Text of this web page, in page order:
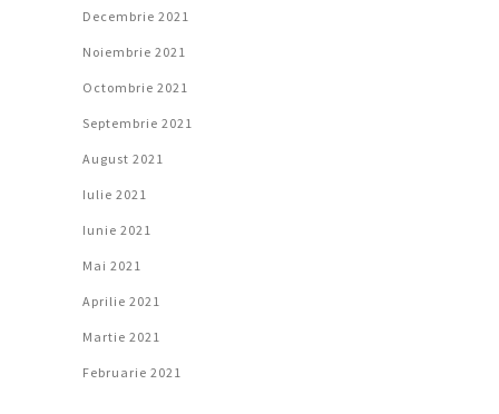
Decembrie 2021
Noiembrie 2021
Octombrie 2021
Septembrie 2021
August 2021
Iulie 2021
Iunie 2021
Mai 2021
Aprilie 2021
Martie 2021
Februarie 2021